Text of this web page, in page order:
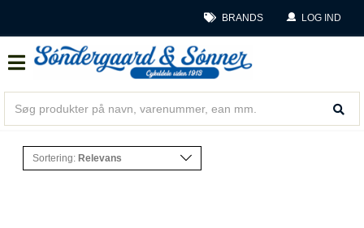
BRANDS LOG IND
Sortering: Relevans